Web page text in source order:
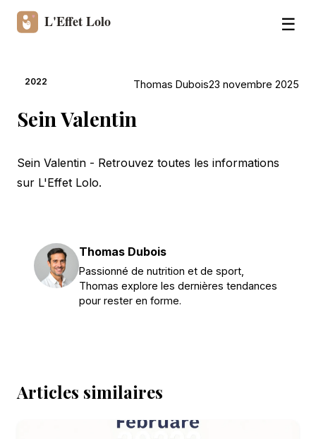
☰
2022 Thomas Dubois23 novembre 2025
Sein Valentin
Sein Valentin - Retrouvez toutes les informations
sur L'Effet Lolo.
Thomas Dubois
Passionné de nutrition et de sport,
Thomas explore les dernières tendances
pour rester en forme.
Articles similaires